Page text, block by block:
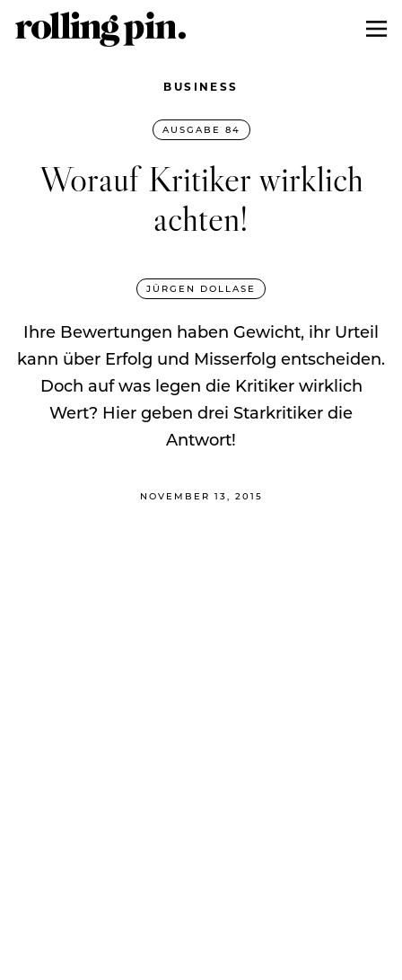
BUSINESS
AUSGABE 84
Worauf Kritiker wirklich
achten!
JÜRGEN DOLLASE
Ihre Bewertungen haben Gewicht, ihr Urteil
kann über Erfolg und Misserfolg entscheiden.
Doch auf was legen die Kritiker wirklich
Wert? Hier geben drei Starkritiker die
Antwort!
NOVEMBER 13, 2015